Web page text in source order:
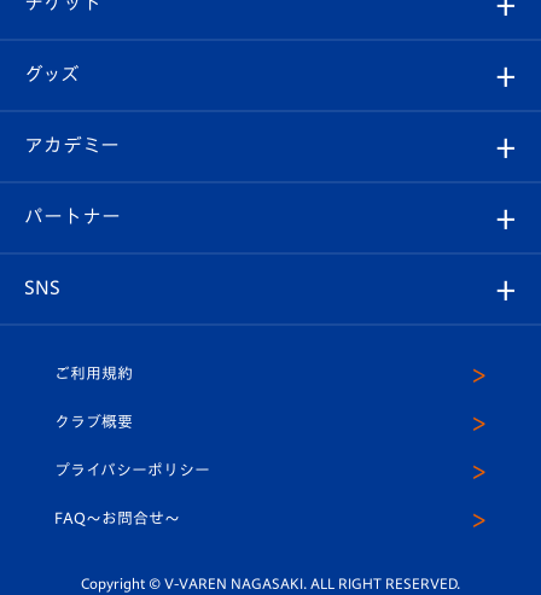
チケット
イベント
メディア
ホームタウン
エンブレム紹介
スタッフプロフィール
マスコット紹介
平和祈念活動
ホームタウン活動
はじめての観戦ガイド
Revive Team
ヴィヴィくんの長崎おもてなしガイド
フォトギャラリー
スタジアムグルメ
チケット
V-LOVERS（ファンクラブ）
プレイヤーズスイート
グッズ
オンラインショップ
店舗情報
アカデミー
育成からのお知らせ
U-18
スクール
パートナー
SNS
ヴィヴィくんインスタグラム
公式LINE＠
ご利用規約
クラブ概要
プライバシーポリシー
FAQ〜お問合せ〜
Copyright © V-VAREN NAGASAKI. ALL RIGHT RESERVED.